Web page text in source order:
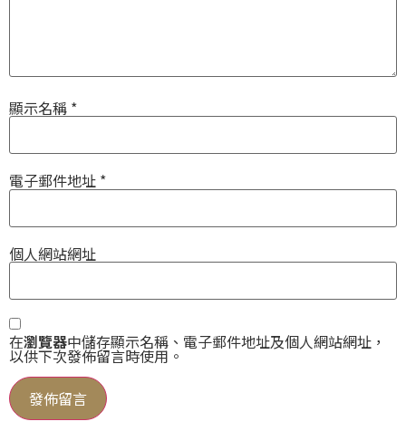
顯示名稱 *
電子郵件地址 *
個人網站網址
在瀏覽器中儲存顯示名稱、電子郵件地址及個人網站網址，
以供下次發佈留言時使用。